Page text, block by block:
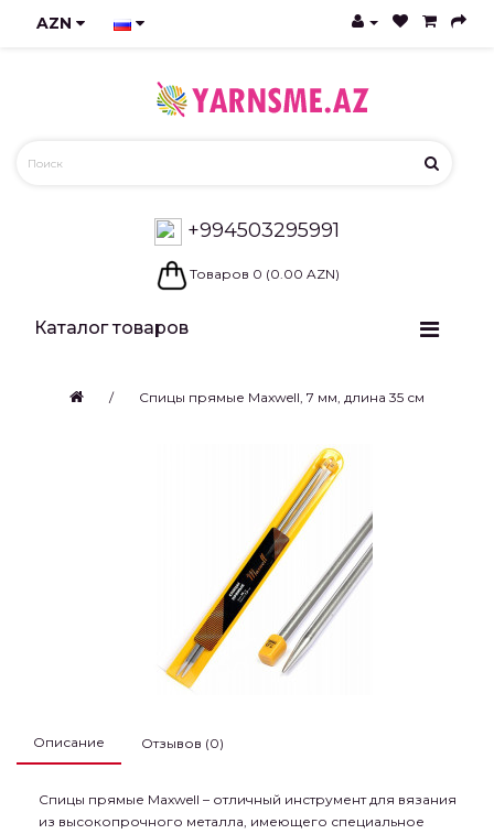
AZN
+994503295991
Товаров 0 (0.00 AZN)
Каталог товаров
Спицы прямые Maxwell, 7 мм, длина 35 см
Описание Отзывов (0)
Спицы прямые Maxwell – отличный инструмент для вязания
из высокопрочного металла, имеющего специальное